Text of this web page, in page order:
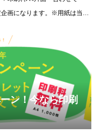
画になります。※用紙は当社
ン！今なら印刷